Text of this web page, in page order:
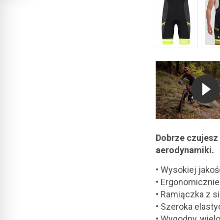
Dobrze
aerodynamiki.
• Wysokiej
•
• Ramiączka z
• Szeroka